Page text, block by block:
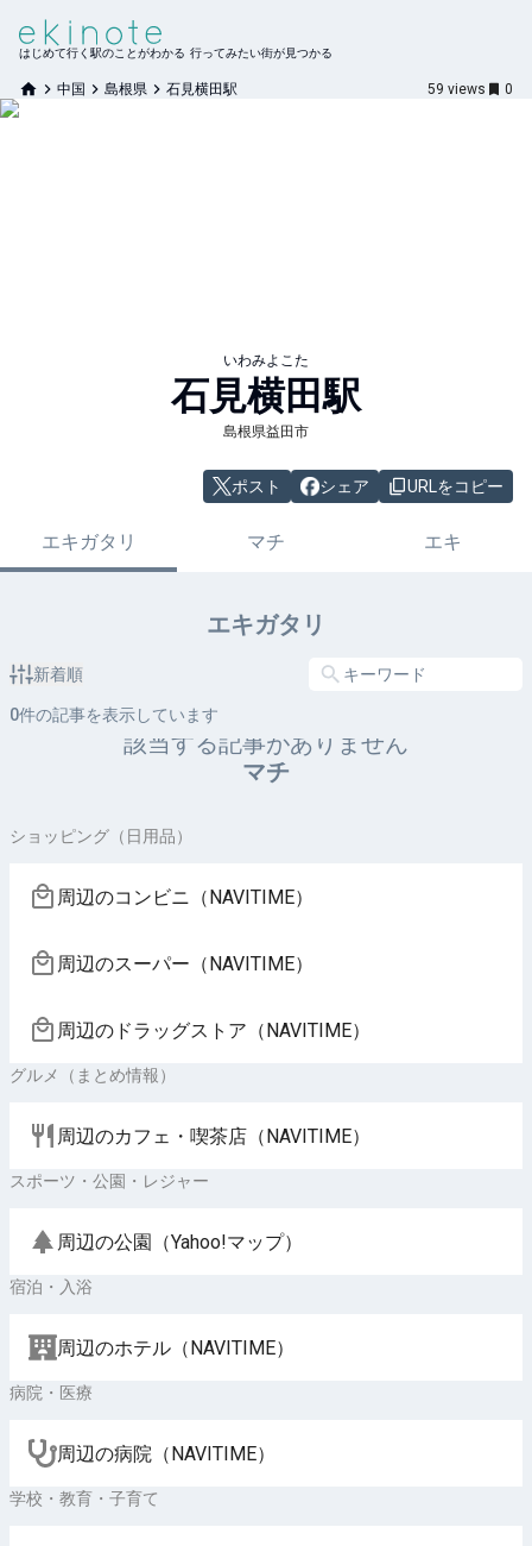
はじめて行く駅のことがわかる 行ってみたい街が見つかる
中国 島根県 石見横田駅 59 views 0
いわみよこた
石見横田駅
島根県益田市
ポスト シェア URLをコピー
エキガタリ マチ エキ
エキガタリ
新着順
0件の記事を表示しています
該当する記事がありません
マチ
ショッピング（日用品）
周辺のコンビニ（NAVITIME）
周辺のスーパー（NAVITIME）
周辺のドラッグストア（NAVITIME）
グルメ（まとめ情報）
周辺のカフェ・喫茶店（NAVITIME）
スポーツ・公園・レジャー
周辺の公園（Yahoo!マップ）
宿泊・入浴
周辺のホテル（NAVITIME）
病院・医療
周辺の病院（NAVITIME）
学校・教育・子育て